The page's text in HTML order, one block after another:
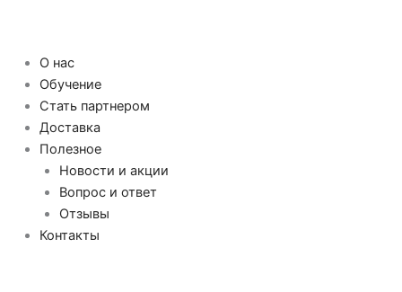
О нас
Обучение
Стать партнером
Доставка
Полезное
Новости и акции
Вопрос и ответ
Отзывы
Контакты